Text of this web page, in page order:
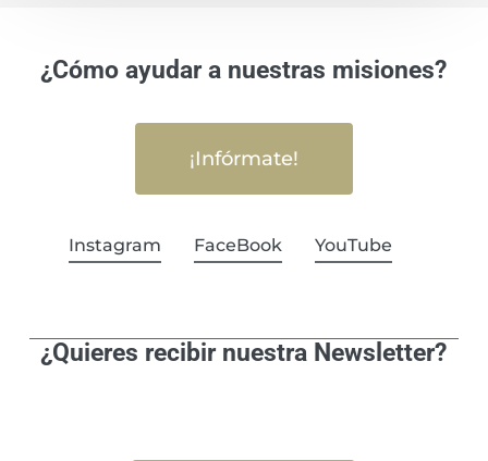
¿Cómo ayudar a nuestras misiones?
¡Infórmate!
Instagram FaceBook YouTube
¿Quieres recibir nuestra Newsletter?